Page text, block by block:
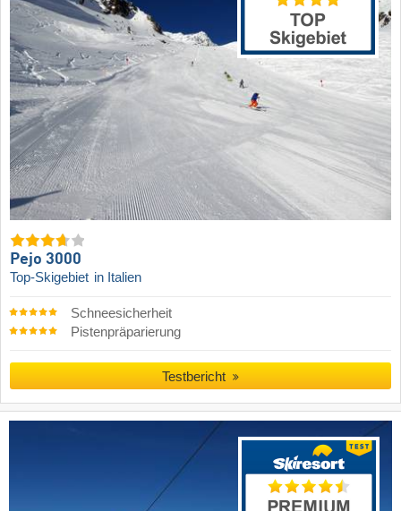
Pejo 3000
Top-Skigebiet in Italien
Schneesicherheit
Pistenpräparierung
Testbericht